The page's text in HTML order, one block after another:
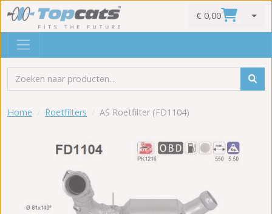
€ 0,00
Home Roetfilters AS Roetfilter (FD1104)